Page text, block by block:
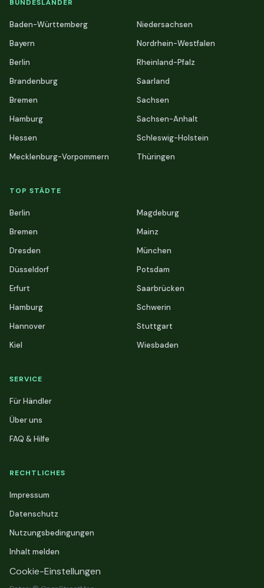
BUNDESLÄNDER
Baden-Württemberg
Bayern
Berlin
Brandenburg
Bremen
Hamburg
Hessen
Mecklenburg-Vorpommern
Niedersachsen
Nordrhein-Westfalen
Rheinland-Pfalz
Saarland
Sachsen
Sachsen-Anhalt
Schleswig-Holstein
Thüringen
TOP STÄDTE
Berlin
Bremen
Dresden
Düsseldorf
Erfurt
Hamburg
Hannover
Kiel
Magdeburg
Mainz
München
Potsdam
Saarbrücken
Schwerin
Stuttgart
Wiesbaden
SERVICE
Für Händler
Über uns
FAQ & Hilfe
RECHTLICHES
Impressum
Datenschutz
Nutzungsbedingungen
Inhalt melden
Cookie-Einstellungen